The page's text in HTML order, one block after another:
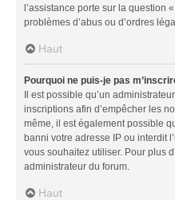
l’assistance porte sur la question
problèmes d’abus ou d’ordres
Haut
Pourquoi ne puis-je pas
Il est possible qu’un
inscriptions afin d’empêcher les
même, il est également possible
banni votre adresse IP ou interdit
vous souhaitez utiliser. Pour plus
administrateur du forum.
Haut